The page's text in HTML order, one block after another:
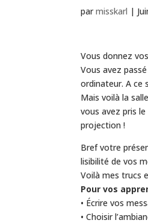
parmisskarl |
Vous donnez
Vous avez
ordinateur. A ce
Mais voilà la
vous avez pris
projection !
Bref votre
lisibilité de vos
Voilà mes trucs
Pour vos
• Écrire vos
• Choisir